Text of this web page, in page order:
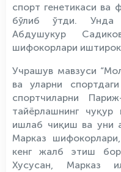
спорт генетикаси ва
бўлиб ўтди.
Абдушукур
шифокорлари
Учрашув мавзуси
ва уларни
спортчиларни
тайёрлашнинг чуқур
ишлаб чиқиш ва уни
Марказ
кенг жалб этиш
Хусусан, Марказ